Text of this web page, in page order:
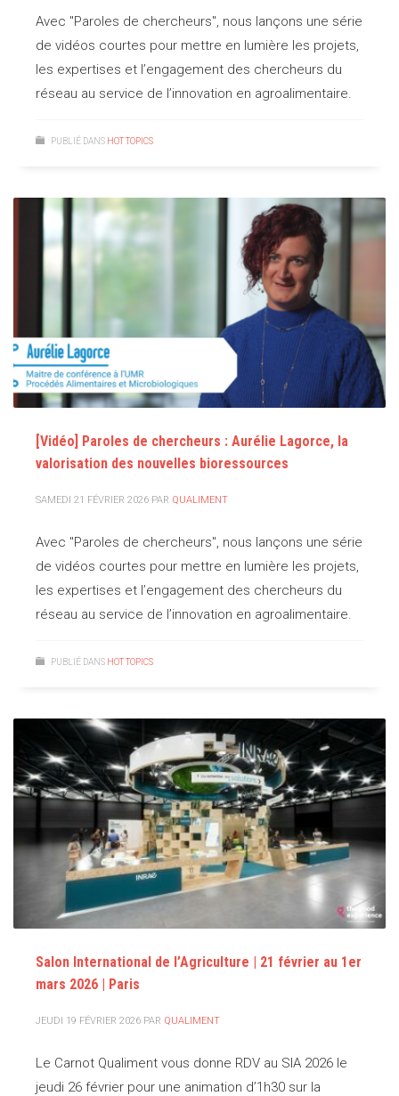
Avec "Paroles de chercheurs", nous lançons une série
de vidéos courtes pour mettre en lumière les projets,
les expertises et l’engagement des chercheurs du
réseau au service de l’innovation en agroalimentaire.
PUBLIÉ DANS HOT TOPICS
[Vidéo] Paroles de chercheurs : Aurélie Lagorce, la
valorisation des nouvelles bioressources
SAMEDI 21 FÉVRIER 2026 PAR QUALIMENT
Avec "Paroles de chercheurs", nous lançons une série
de vidéos courtes pour mettre en lumière les projets,
les expertises et l’engagement des chercheurs du
réseau au service de l’innovation en agroalimentaire.
PUBLIÉ DANS HOT TOPICS
Salon International de l’Agriculture | 21 février au 1er
mars 2026 | Paris
JEUDI 19 FÉVRIER 2026 PAR QUALIMENT
Le Carnot Qualiment vous donne RDV au SIA 2026 le
jeudi 26 février pour une animation d’1h30 sur la